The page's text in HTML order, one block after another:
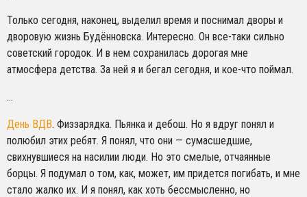
Только сегодня, наконец, выделил время и поснимал дворы и
дворовую жизнь Будённовска. Интересно. Он все-таки сильно
советский городок. И в нем сохранилась дорогая мне
атмосфера детства. За ней я и бегал сегодня, и кое-что поймал.
…
День ВДВ. Физзарядка. Пьянка и дебош. Но я вдруг понял и
полюбил этих ребят. Я понял, что они — сумасшедшие,
свихнувшиеся на насилии люди. Но это смелые, отчаянные
борцы. Я подумал о том, как, может, им придется погибать, и мне
стало жалко их. И я понял, как хоть бессмысленно, но